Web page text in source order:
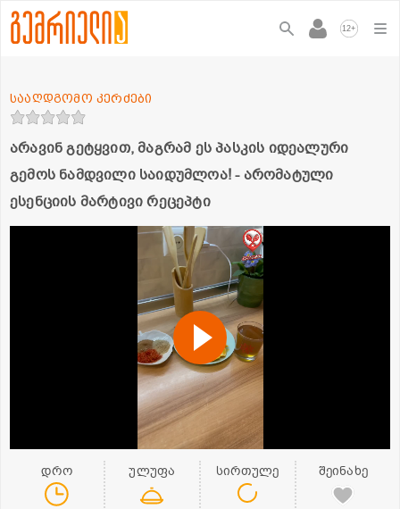
12+
არავინ გეტყვით, მაგრამ ეს პასკის იდეალური
გემოს ნამდვილი საიდუმლოა! - არომატული
ესენციის მარტივი რეცეპტი
სააღდგომო კერძები
დრო ულუფა სირთულე შეინახე